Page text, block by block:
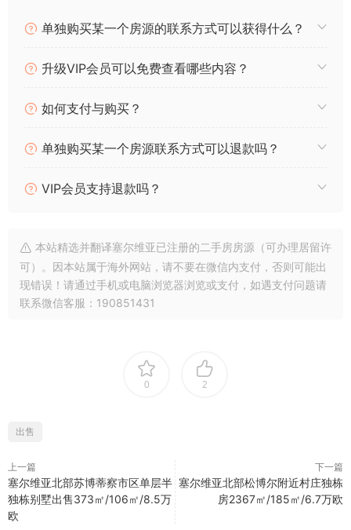
Li
n
A
p
a
m
b
o
单独购买某一个房源的联系方式可以获得什么？
升级VIP会员可以免费查看哪些内容？
如何支付与购买？
单独购买某一个房源联系方式可以退款吗？
VIP会员支持退款吗？
本站精选并翻译塞尔维亚已注册的二手房房源（可办理居留许
可）。因本站属于海外网站，请不要在微信内支付，否则可能出
现错误！请通过手机或电脑浏览器浏览或支付，如遇支付问题请
联系微信客服：190851431
0 2
出售
上一篇
塞尔维亚北部苏博蒂察市区单层半
独栋别墅出售373㎡/106㎡/8.5万
欧
下一篇
塞尔维亚北部松博尔附近村庄独栋
房2367㎡/185㎡/6.7万欧